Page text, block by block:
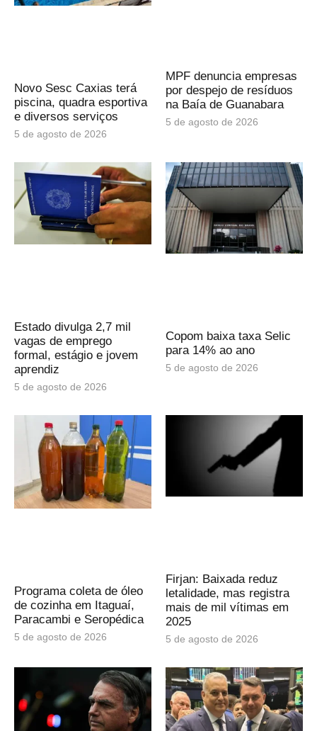
Novo Sesc Caxias terá
piscina, quadra esportiva
e diversos serviços
5 de agosto de 2026
MPF denuncia empresas
por despejo de resíduos
na Baía de Guanabara
5 de agosto de 2026
Estado divulga 2,7 mil
vagas de emprego
formal, estágio e jovem
aprendiz
5 de agosto de 2026
Copom baixa taxa Selic
para 14% ao ano
5 de agosto de 2026
Programa coleta de óleo
de cozinha em Itaguaí,
Paracambi e Seropédica
5 de agosto de 2026
Firjan: Baixada reduz
letalidade, mas registra
mais de mil vítimas em
2025
5 de agosto de 2026